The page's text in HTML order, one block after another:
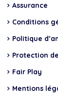
Assurance
Conditions
Politique
Protection
Fair Play
Mentions